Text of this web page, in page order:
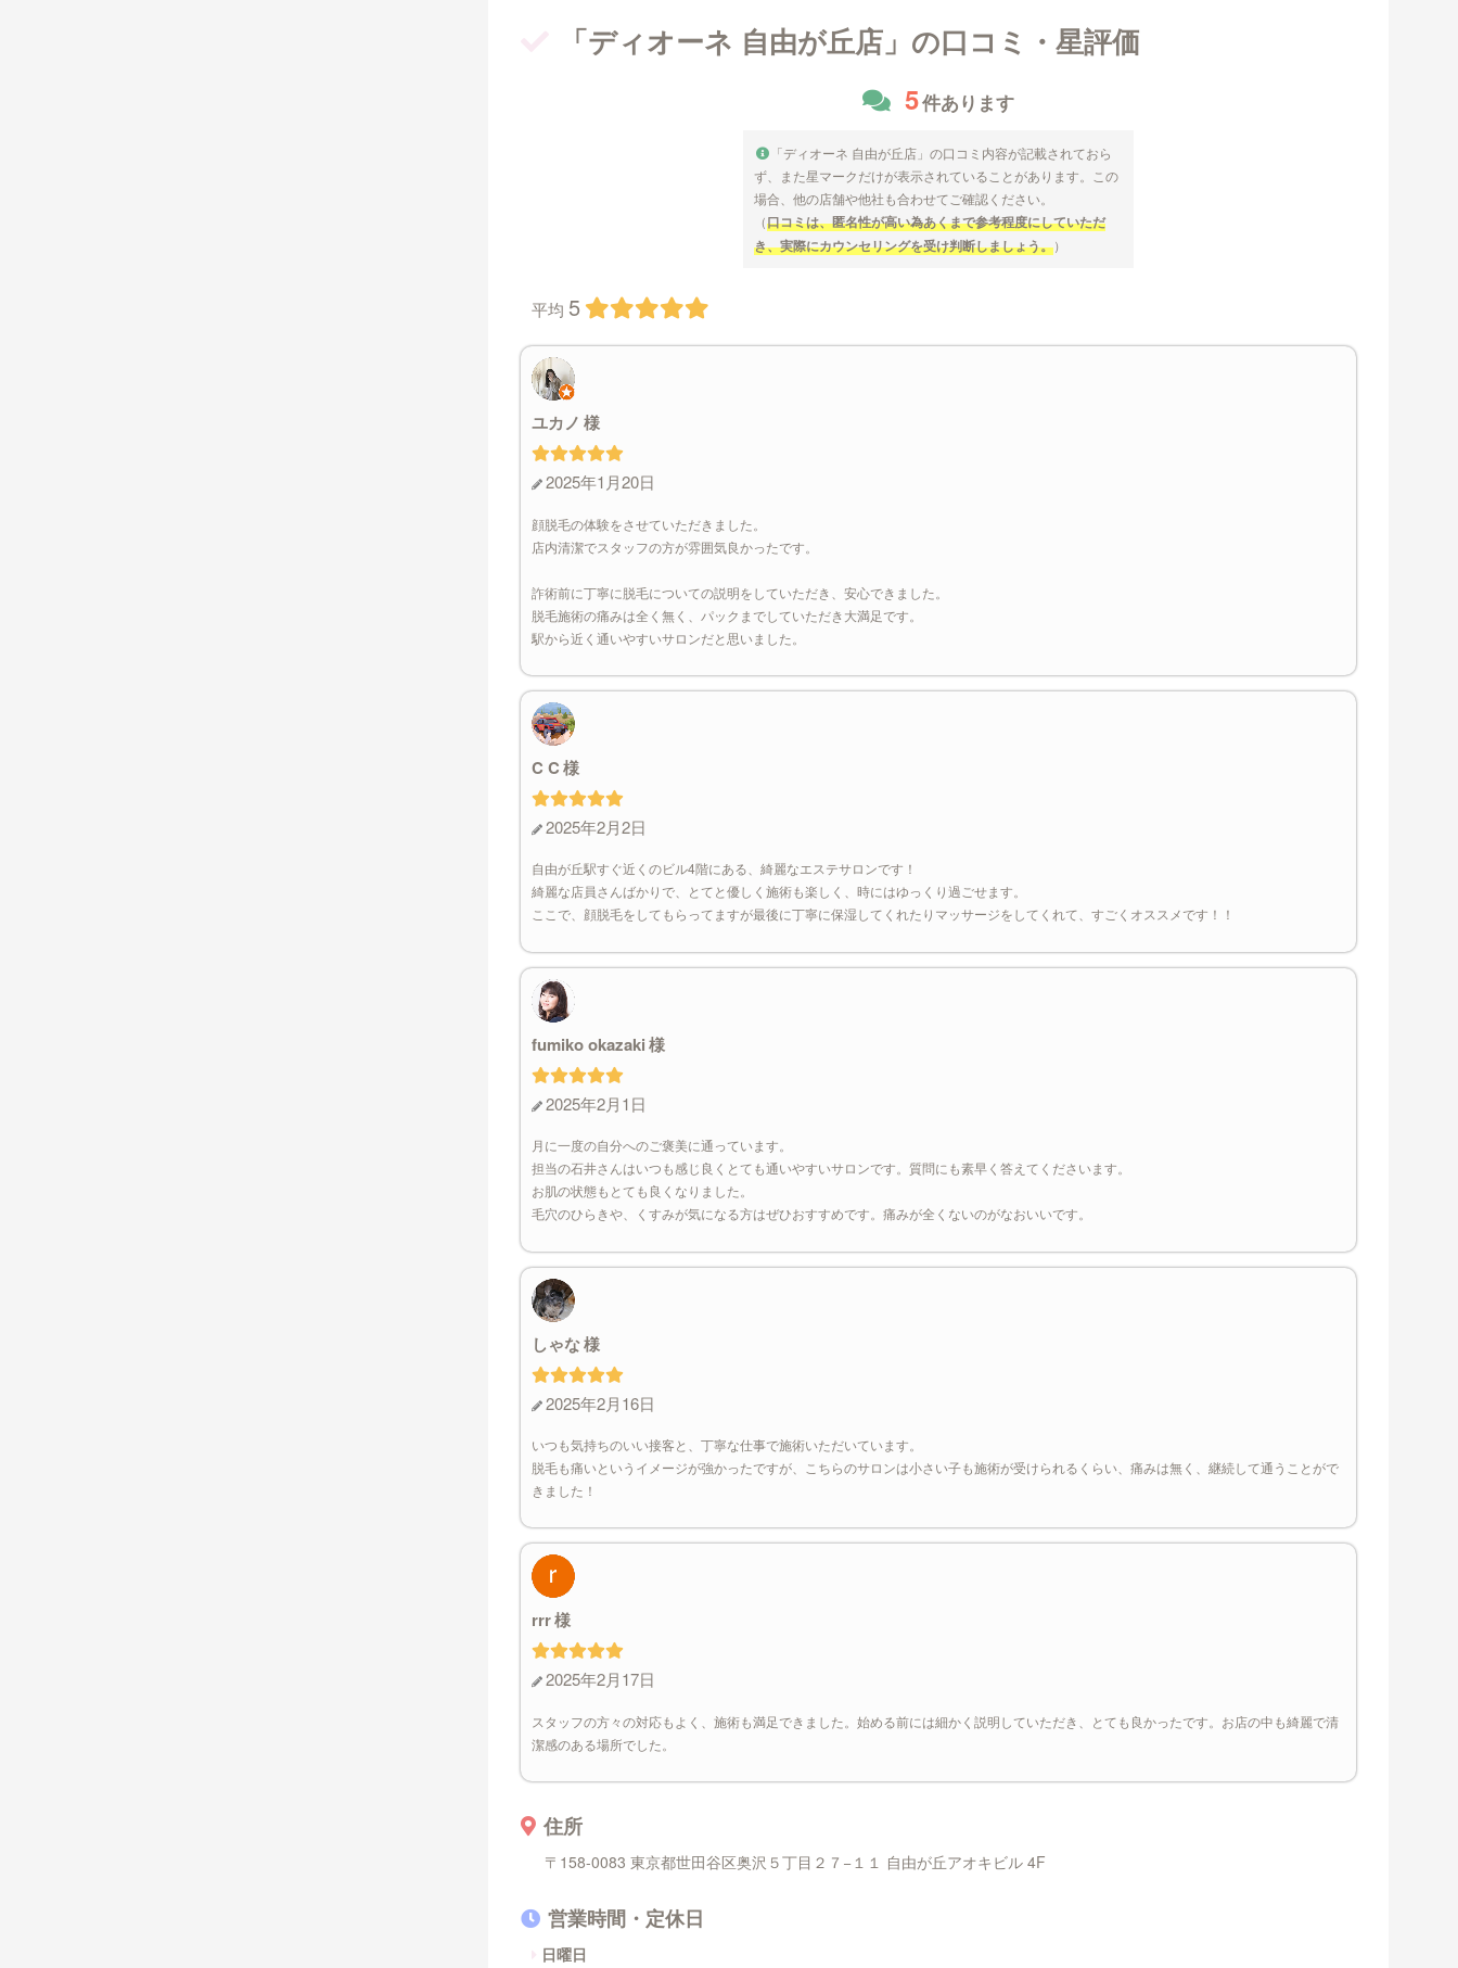
「ディオーネ 自由が丘店」の口コミ・星評価
5件あります
「ディオーネ 自由が丘店」の口コミ内容が記載されておら
ず、また星マークだけが表示されていることがあります。この
場合、他の店舗や他社も合わせてご確認ください。
（口コミは、匿名性が高い為あくまで参考程度にしていただ
き、実際にカウンセリングを受け判断しましょう。）
平均 5
ユカノ
2025年1月20日
顔脱毛の体験をさせていただきました。
店内清潔でスタッフの方が雰囲気良かったです。
詐術前に丁寧に脱毛についての説明をしていただき、安心できました。
脱毛施術の痛みは全く無く、パックまでしていただき大満足です。
駅から近く通いやすいサロンだと思いました。
C C
2025年2月2日
自由が丘駅すぐ近くのビル4階にある、綺麗なエステサロンです！
綺麗な店員さんばかりで、とてと優しく施術も楽しく、時にはゆっくり過ごせます。
ここで、顔脱毛をしてもらってますが最後に丁寧に保湿してくれたりマッサージをしてくれて、すごくオススメです！！
fumiko okazaki
2025年2月1日
月に一度の自分へのご褒美に通っています。
担当の石井さんはいつも感じ良くとても通いやすいサロンです。質問にも素早く答えてくださいます。
お肌の状態もとても良くなりました。
毛穴のひらきや、くすみが気になる方はぜひおすすめです。痛みが全くないのがなおいいです。
しゃな
2025年2月16日
いつも気持ちのいい接客と、丁寧な仕事で施術いただいています。
脱毛も痛いというイメージが強かったですが、こちらのサロンは小さい子も施術が受けられるくらい、痛みは無く、継続して通うことがで
きました！
rrr
2025年2月17日
スタッフの方々の対応もよく、施術も満足できました。始める前には細かく説明していただき、とても良かったです。お店の中も綺麗で清
潔感のある場所でした。
住所
〒158-0083 東京都世田谷区奥沢５丁目２７−１１ 自由が丘アオキビル 4F
営業時間・定休日
日曜日